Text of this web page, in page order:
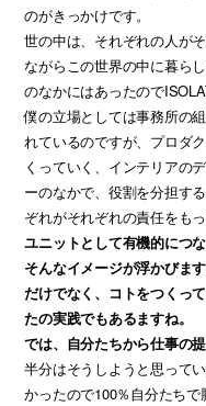
のがきっかけです。
世の中は、それぞれの人が
ながらこの世界の中に暮ら
のなかにはあったので
僕の立場としては事務所の
れているのですが、プロダ
くっていく、インテリアの
ーのなかで、役割を分担す
ぞれがそれぞれの責任をもっ
ユニットとして有機的につ
そんなイメージが浮かびま
だけでなく、コトをつくっ
たの実践でもあるますね。
では、自分たちから仕事の
半分はそうしようと思って
かったので100％自分たち